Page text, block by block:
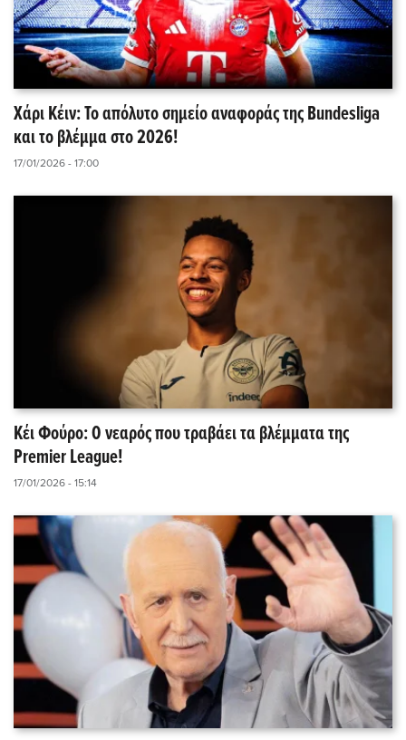
Χάρι Κέιν: Το απόλυτο σημείο αναφοράς της Bundesliga
και το βλέμμα στο 2026!
17/01/2026 - 17:00
Κέι Φούρο: Ο νεαρός που τραβάει τα βλέμματα της
Premier League!
17/01/2026 - 15:14